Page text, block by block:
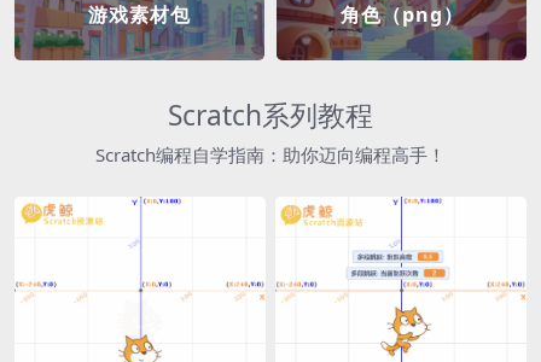
游戏素材包 角色（png）
Scratch系列教程
Scratch编程自学指南：助你迈向编程高手！